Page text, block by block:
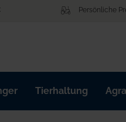
Persönliche
Tierhaltung